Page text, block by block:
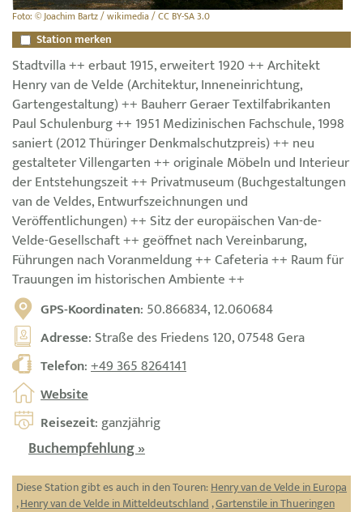
Foto: © Joachim Bartz / wikimedia / CC BY-SA 3.0
Station merken
Stadtvilla ++ erbaut 1915, erweitert 1920 ++ Architekt
Henry van de Velde (Architektur, Inneneinrichtung,
Gartengestaltung) ++ Bauherr Geraer Textilfabrikanten
Paul Schulenburg ++ 1951 Medizinischen Fachschule, 1998
saniert (2012 Thüringer Denkmalschutzpreis) ++ neu
gestalteter Villengarten ++ originale Möbeln und Interieur
der Entstehungszeit ++ Privatmuseum (Buchgestaltungen
van de Veldes, Entwurfszeichnungen und
Veröffentlichungen) ++ Sitz der europäischen Van-de-
Velde-Gesellschaft ++ geöffnet nach Vereinbarung,
Führungen nach Voranmeldung ++ Cafeteria ++ Raum für
Trauungen im historischen Ambiente ++
GPS-Koordinaten: 50.866834, 12.060684
Adresse: Straße des Friedens 120, 07548 Gera
Telefon:+49 365 8264141
Website
Reisezeit: ganzjährig
Buchempfehlung »
Diese Station gibt es auch in den Touren:Henry van de Velde in Europa
,Henry van de Velde in Mitteldeutschland,Gartenstile in Thueringen